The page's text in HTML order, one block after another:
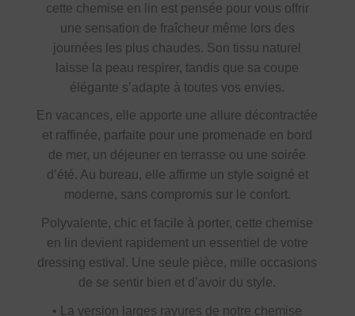
cette chemise en lin est pensée pour vous offrir
une sensation de fraîcheur même lors des
journées les plus chaudes. Son tissu naturel
laisse la peau respirer, tandis que sa coupe
élégante s’adapte à toutes vos envies.
En vacances, elle apporte une allure décontractée
et raffinée, parfaite pour une promenade en bord
de mer, un déjeuner en terrasse ou une soirée
d’été. Au bureau, elle affirme un style soigné et
moderne, sans compromis sur le confort.
Polyvalente, chic et facile à porter, cette chemise
en lin devient rapidement un essentiel de votre
dressing estival. Une seule pièce, mille occasions
de se sentir bien et d’avoir du style.
• La version larges rayures de notre chemise